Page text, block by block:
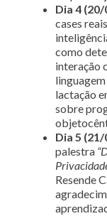
Dia 4 (20/
cases
como
interação
lactação
sobre
Dia 5 (21/
palestra
Resende